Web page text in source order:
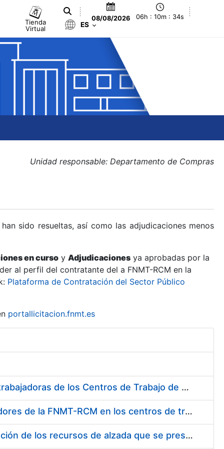
Tienda
Virtual
08/08/2026 06h : 10m : 34s
ES
Unidad responsable: Departamento de Compras
sido resueltas, así como las adjudicaciones menos
en curso y Adjudicaciones ya aprobadas por la
al perfil del contratante del a FNMT-RCM en la
Plataforma de Contratación del Sector Público
portallicitacion.fnmt.es
Suministro de Protectores Auditivos a medida para las personas trabajadoras de los Centros de Trabajo de Madrid y Burgos
Suministro de gafas graduadas antiproyecciones para los trabajadores de la FNMT-RCM en los centros de trabajo de Madrid y Burgos
Servicios de una empresa externa para el asesoramiento y resolución de los recursos de alzada que se presentan relacionados con procesos de selección para la FNMT-RCM